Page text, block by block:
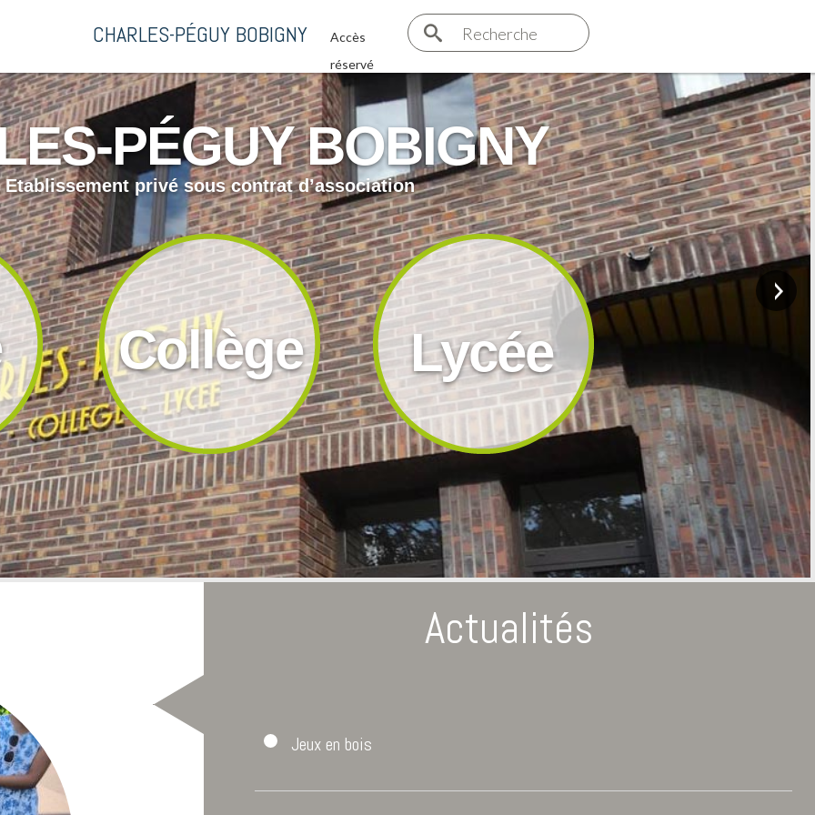
CHARLES-PÉGUY BOBIGNY
Accès
réservé
Recherche
Collège Lycée
PÉGUY BOBIGNY
Etablissement privé sous contrat d’association
Actualités
les
Jeux en bois